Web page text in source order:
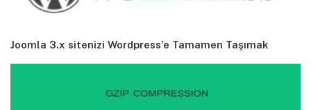
Joomla 3.x sitenizi Wordpress’e Tamamen Taşımak